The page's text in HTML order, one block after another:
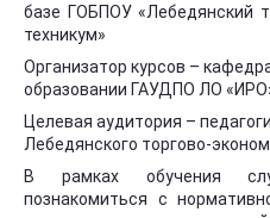
базе ГОБПОУ «Лебедянский
техникум»
Организатор курсов –
образовании ГАУДПО ЛО
Целевая аудитория –
Лебедянского торгово-
В рамках обучения
познакомиться с